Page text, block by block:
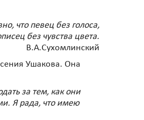
что певец без голоса,
без чувства цвета.
В.А.Сухомлинский
Ушакова. Она
за тем, как они
Я рада, что имею